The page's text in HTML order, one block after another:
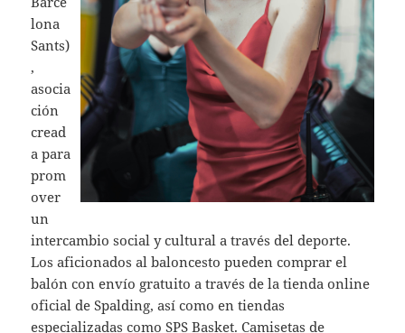
lona
Sants)
,
asocia
ción
cread
a para
prom
over
un
intercambio social y cultural a través del deporte.
Los aficionados al baloncesto pueden comprar el
balón con envío gratuito a través de la tienda online
oficial de Spalding, así como en tiendas
especializadas como SPS Basket. Camisetas de